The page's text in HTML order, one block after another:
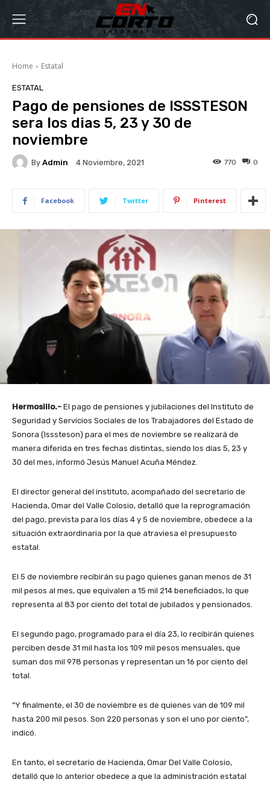
Home Estatal
ESTATAL
Pago de pensiones de ISSSTESON
sera los dias 5, 23 y 30 de
noviembre
By Admin 4 Noviembre, 2021 0
770
Facebook Twitter Pinterest
Hermosillo.- El pago de pensiones y jubilaciones del Instituto de
Seguridad y Servicios Sociales de los Trabajadores del Estado de
Sonora (Isssteson) para el mes de noviembre se realizará de
manera diferida en tres fechas distintas, siendo los días 5, 23 y
30 del mes, informó Jesús Manuel Acuña Méndez.
El director general del instituto, acompañado del secretario de
Hacienda, Omar del Valle Colosio, detalló que la reprogramación
del pago, prevista para los días 4 y 5 de noviembre, obedece a la
situación extraordinaria por la que atraviesa el presupuesto
estatal.
El 5 de noviembre recibirán su pago quienes ganan menos de 31
mil pesos al mes, que equivalen a 15 mil 214 beneficiados, lo que
representa al 83 por ciento del total de jubilados y pensionados.
El segundo pago, programado para el día 23, lo recibirán quienes
perciben desde 31 mil hasta los 109 mil pesos mensuales, que
suman dos mil 978 personas y representan un 16 por ciento del
total.
“Y finalmente, el 30 de noviembre es de quienes van de 109 mil
hasta 200 mil pesos. Son 220 personas y son el uno por ciento”,
indicó.
En tanto, el secretario de Hacienda, Omar Del Valle Colosio,
detalló que lo anterior obedece a que la administración estatal